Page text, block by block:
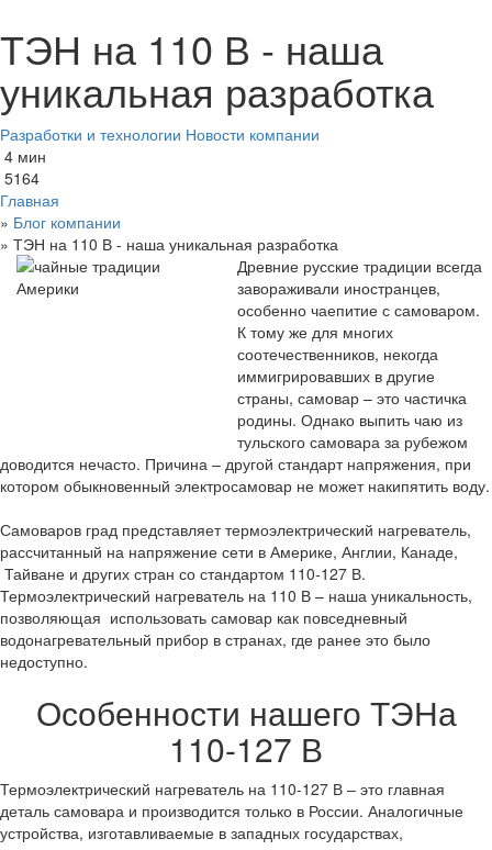
ТЭН на 110 В - наша
уникальная разработка
Разработки и технологии Новости компании
4 мин
5164
Главная
» Блог компании
» ТЭН на 110 В - наша уникальная разработка
Древние русские традиции всегда
завораживали иностранцев,
особенно чаепитие с самоваром.
К тому же для многих
соотечественников, некогда
иммигрировавших в другие
страны, самовар – это частичка
родины. Однако выпить чаю из
тульского самовара за рубежом
доводится нечасто. Причина ‒ другой стандарт напряжения, при
котором обыкновенный электросамовар не может накипятить воду.
Самоваров град представляет термоэлектрический нагреватель,
рассчитанный на напряжение сети в Америке, Англии, Канаде,
Тайване и других стран со стандартом 110-127 В.
Термоэлектрический нагреватель на 110 В – наша уникальность,
позволяющая использовать самовар как повседневный
водонагревательный прибор в странах, где ранее это было
недоступно.
Особенности нашего ТЭНа
110-127 В
Термоэлектрический нагреватель на 110-127 В – это главная
деталь самовара и производится только в России. Аналогичные
устройства, изготавливаемые в западных государствах,